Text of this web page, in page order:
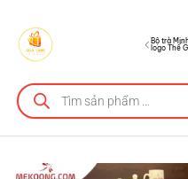
Bộ trà
logo Thế
Mô tả sản phẩm